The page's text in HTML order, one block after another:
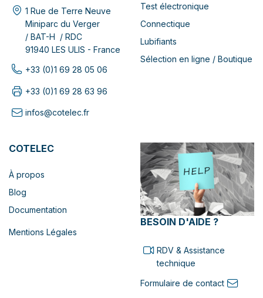
1 Rue de Terre Neuve
Miniparc du Verger
/ BAT-H / RDC
91940 LES ULIS - France
+33 (0)1 69 28 05 06
+33 (0)1 69 28 63 96
infos@cotelec.fr
Test électronique
Connectique
Lubifiants
Sélection en ligne / Boutique
COTELEC
À propos
Blog
Documentation
Mentions Légales
BESOIN D'AIDE ?
RDV & Assistance
technique
Formulaire de contact